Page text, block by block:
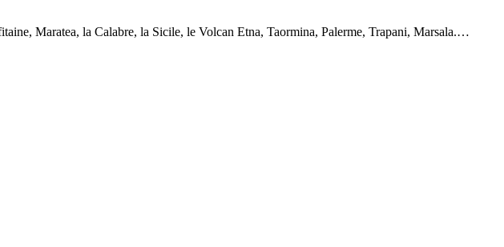
Maratea, la Calabre, la Sicile, le Volcan Etna, Taormina, Palerme, Trapani, Marsala.…